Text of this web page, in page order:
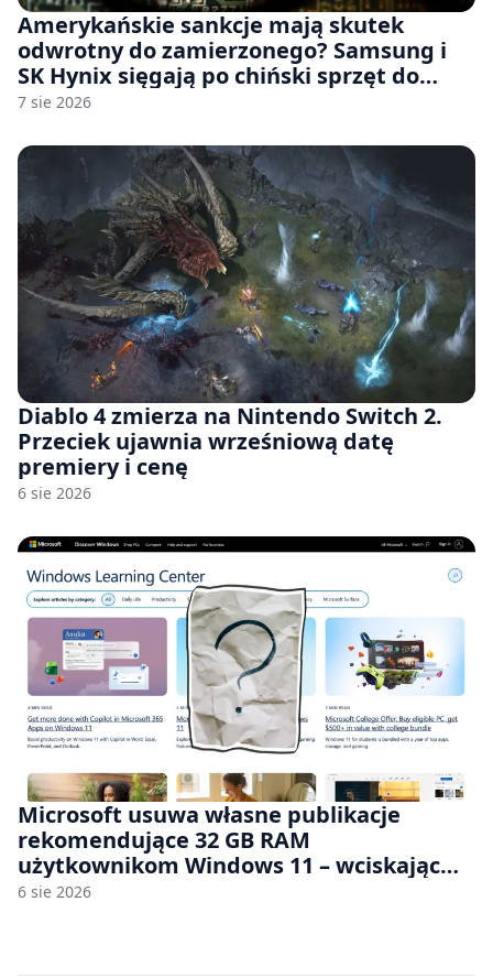
Amerykańskie sankcje mają skutek
odwrotny do zamierzonego? Samsung i
SK Hynix sięgają po chiński sprzęt do
fabryk chipów
7 sie 2026
Diablo 4 zmierza na Nintendo Switch 2.
Przeciek ujawnia wrześniową datę
premiery i cenę
6 sie 2026
Microsoft usuwa własne publikacje
rekomendujące 32 GB RAM
użytkownikom Windows 11 – wciskając
nam przy tym komputery z 8 GB RAM po
6 sie 2026